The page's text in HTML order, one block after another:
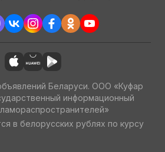
Беларуси. ООО «Куфар
информационный
в белорусских рублях по курсу